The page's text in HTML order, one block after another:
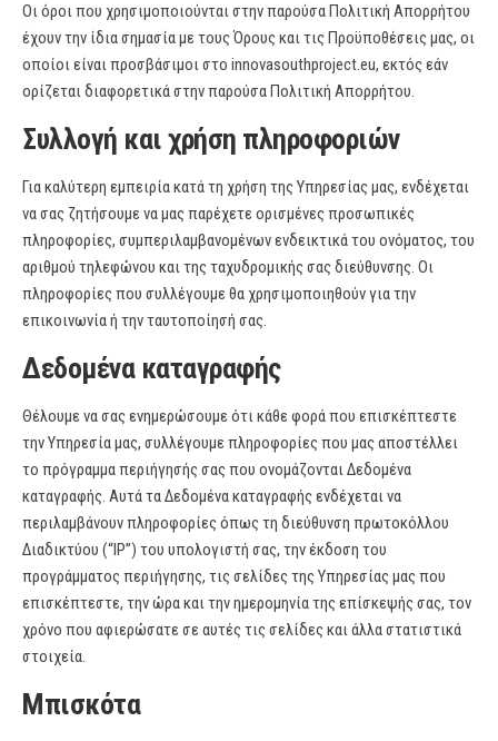
Οι όροι που χρησιμοποιούνται στην παρούσα Πολιτική Απορρήτου
έχουν την ίδια σημασία με τους Όρους και τις Προϋποθέσεις μας, οι
οποίοι είναι προσβάσιμοι στο innovasouthproject.eu, εκτός εάν
ορίζεται διαφορετικά στην παρούσα Πολιτική Απορρήτου.
Συλλογή και χρήση πληροφοριών
Για καλύτερη εμπειρία κατά τη χρήση της Υπηρεσίας μας, ενδέχεται
να σας ζητήσουμε να μας παρέχετε ορισμένες προσωπικές
πληροφορίες, συμπεριλαμβανομένων ενδεικτικά του ονόματος, του
αριθμού τηλεφώνου και της ταχυδρομικής σας διεύθυνσης. Οι
πληροφορίες που συλλέγουμε θα χρησιμοποιηθούν για την
επικοινωνία ή την ταυτοποίησή σας.
Δεδομένα καταγραφής
Θέλουμε να σας ενημερώσουμε ότι κάθε φορά που επισκέπτεστε
την Υπηρεσία μας, συλλέγουμε πληροφορίες που μας αποστέλλει
το πρόγραμμα περιήγησής σας που ονομάζονται Δεδομένα
καταγραφής. Αυτά τα Δεδομένα καταγραφής ενδέχεται να
περιλαμβάνουν πληροφορίες όπως τη διεύθυνση πρωτοκόλλου
Διαδικτύου (“IP”) του υπολογιστή σας, την έκδοση του
προγράμματος περιήγησης, τις σελίδες της Υπηρεσίας μας που
επισκέπτεστε, την ώρα και την ημερομηνία της επίσκεψής σας, τον
χρόνο που αφιερώσατε σε αυτές τις σελίδες και άλλα στατιστικά
στοιχεία.
Μπισκότα